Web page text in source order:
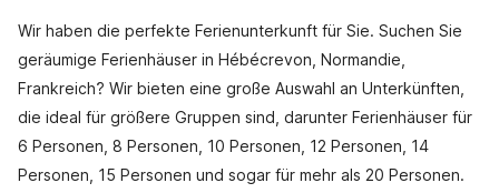
Wir haben die perfekte Ferienunterkunft für Sie. Suchen Sie
geräumige Ferienhäuser in Hébécrevon, Normandie,
Frankreich? Wir bieten eine große Auswahl an Unterkünften,
die ideal für größere Gruppen sind, darunter Ferienhäuser für
6 Personen, 8 Personen, 10 Personen, 12 Personen, 14
Personen, 15 Personen und sogar für mehr als 20 Personen.